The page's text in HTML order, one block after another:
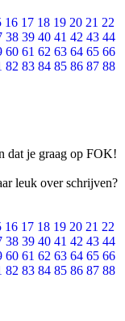
16 17 18 19 20 21 22
38 39 40 41 42 43 44
60 61 62 63 64 65 66
82 83 84 85 86 87 88
dat je graag op FOK!
leuk over schrijven?
16 17 18 19 20 21 22
38 39 40 41 42 43 44
60 61 62 63 64 65 66
82 83 84 85 86 87 88